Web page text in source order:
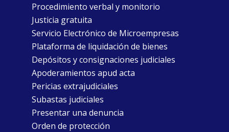
Procedimiento verbal y monitorio
Justicia gratuita
Servicio Electrónico de Microempresas
Plataforma de liquidación de bienes
Depósitos y consignaciones judiciales
Apoderamientos apud acta
Pericias extrajudiciales
Subastas judiciales
Presentar una denuncia
Orden de protección